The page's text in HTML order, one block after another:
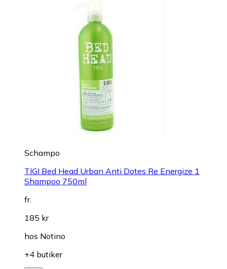
Schampo
TIGI Bed Head Urban Anti Dotes Re Energize 1
Shampoo 750ml
fr.
185 kr
hos Notino
+4 butiker